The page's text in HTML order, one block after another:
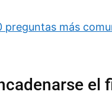
preguntas más
el